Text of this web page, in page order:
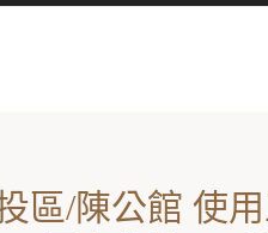
區/陳公館 使